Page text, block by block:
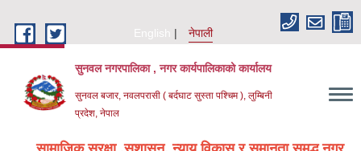
English
नेपाली
सुनवल नगरपालिका , नगर कार्यपालिकाको कार्यालय
सुनवल बजार, नवलपरासी ( बर्दघाट सुस्ता पश्चिम ), लुम्बिनी
प्रदेश, नेपाल